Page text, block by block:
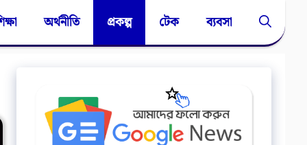
অর্থনীতি প্রকল্প টেক ব্যবসা